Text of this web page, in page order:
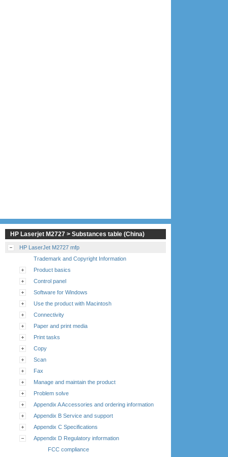
HP Laserjet M2727 > Substances table (China)
HP LaserJet M2727 mfp
Trademark and Copyright Information
Product basics
Control panel
Software for Windows
Use the product with Macintosh
Connectivity
Paper and print media
Print tasks
Copy
Scan
Fax
Manage and maintain the product
Problem solve
Appendix A Accessories and ordering information
Appendix B Service and support
Appendix C Specifications
Appendix D Regulatory information
FCC compliance